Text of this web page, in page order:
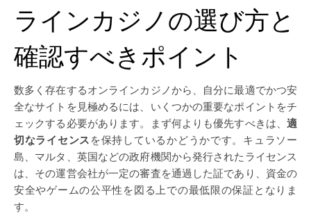
ラインカジノの選び方と
確認すべきポイント
数多く存在するオンラインカジノから、自分に最適でかつ安
全なサイトを見極めるには、いくつかの重要なポイントをチ
ェックする必要があります。まず何よりも優先すべきは、 適
切なライセンス を保持しているかどうかです。キュラソー
島、マルタ、英国などの政府機関から発行されたライセンス
は、その運営会社が一定の審査を通過した証であり、資金の
安全やゲームの公平性を図る上での最低限の保証となりま
す。